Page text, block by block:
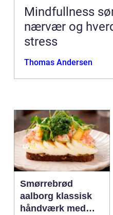
Mindfullness
nærvær og
stress
Thomas Andersen
Smørrebrød
aalborg klassisk
håndværk med